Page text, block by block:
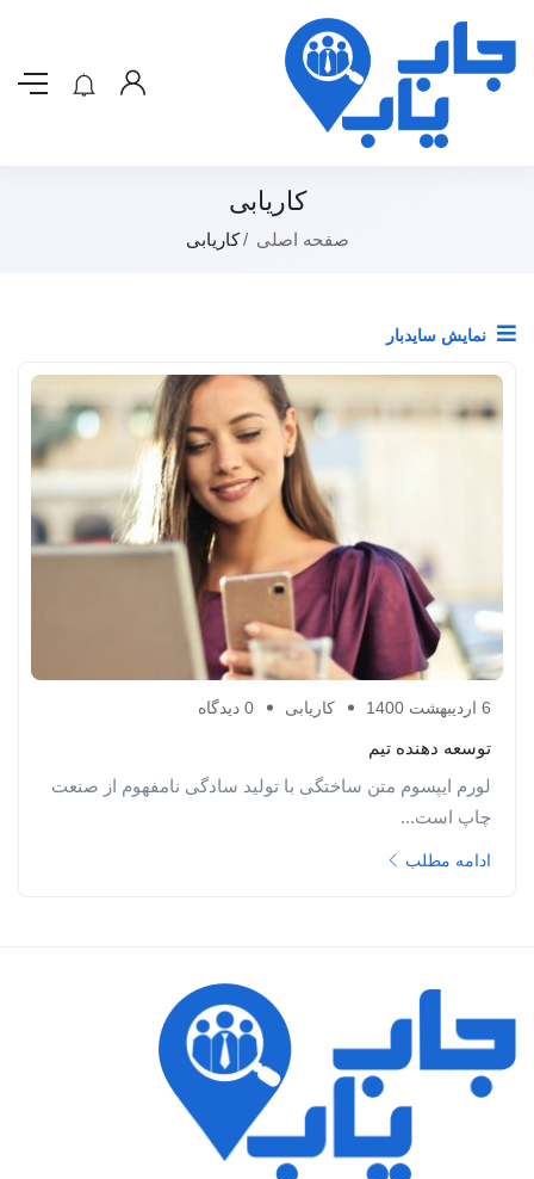
کاریابی
صفحه اصلی کاریابی
نمایش سایدبار
6 اردیبهشت 1400 کاریابی 0 دیدگاه
توسعه دهنده تیم
لورم ایپسوم متن ساختگی با تولید سادگی نامفهوم از صنعت
چاپ است...
ادامه مطلب